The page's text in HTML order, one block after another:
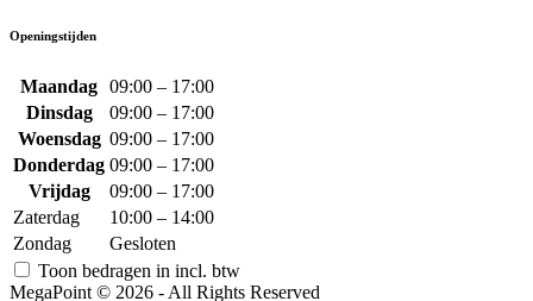
Openingstijden
Maandag 09:00 – 17:00
Dinsdag
09:00 – 17:00
Woensdag 09:00 – 17:00
Donderdag 09:00 – 17:00
Vrijdag
09:00 – 17:00
Zaterdag
10:00 – 14:00
Zondag
Gesloten
Toon bedragen in incl. btw
MegaPoint © 2026 - All Rights Reserved